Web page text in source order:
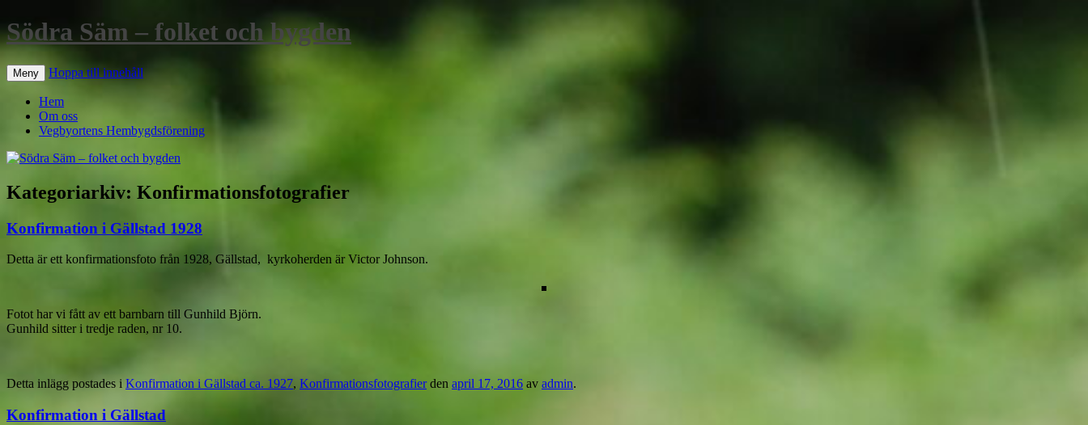
Södra Säm – folket och bygden
Meny Hoppa till innehåll
Hem
Om oss
Vegbyortens Hembygdsförening
Kategoriarkiv: Konfirmationsfotografier
Konfirmation i Gällstad 1928
Detta är ett konfirmationsfoto från 1928, Gällstad, kyrkoherden är Victor Johnson.
Fotot har vi fått av ett barnbarn till Gunhild Björn.
Gunhild sitter i tredje raden, nr 10.
Detta inlägg postades i Konfirmation i Gällstad ca. 1927, Konfirmationsfotografierden april 17, 2016 av admin.
Konfirmation i Gällstad